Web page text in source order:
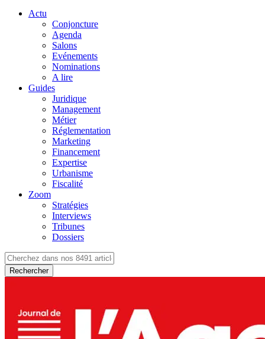
Actu
Conjoncture
Agenda
Salons
Evénements
Nominations
A lire
Guides
Juridique
Management
Métier
Réglementation
Marketing
Financement
Expertise
Urbanisme
Fiscalité
Zoom
Stratégies
Interviews
Tribunes
Dossiers
Rechercher